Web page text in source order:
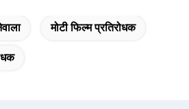
मोटी फिल्म प्रतिरोधक